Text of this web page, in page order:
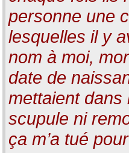
personne une
lesquelles il y
nom à moi,
date de
mettaient
scupule ni
ça m’a tué